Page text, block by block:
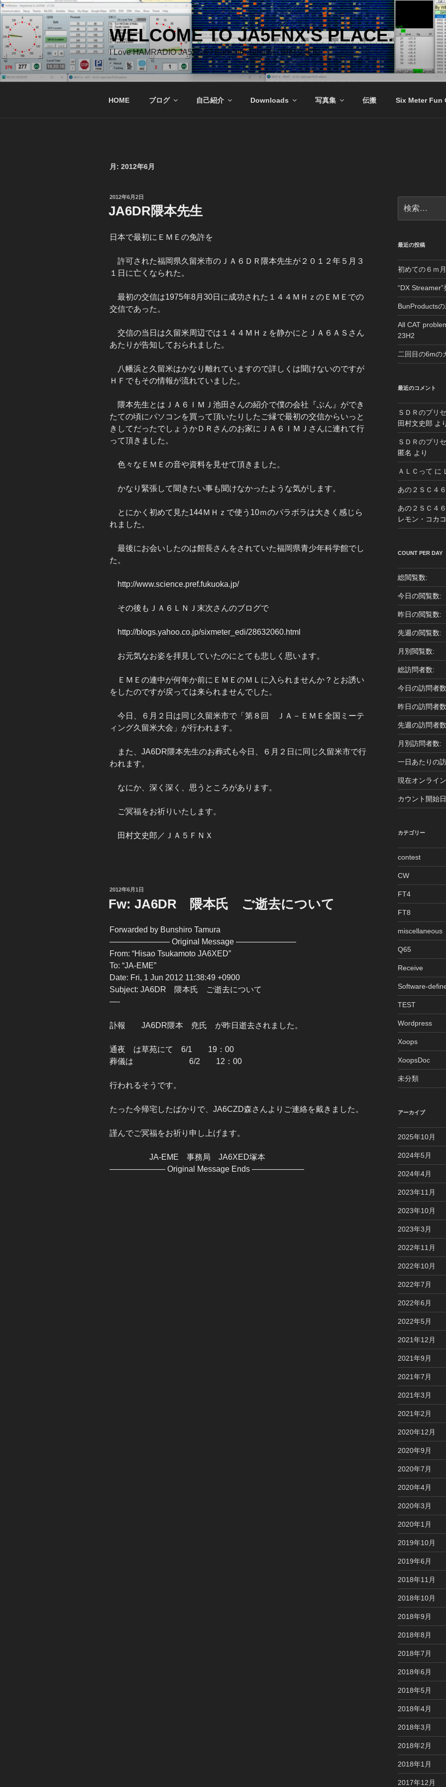
コ
ン
テ
ツ
へ
ス
WELCOME TO JA5FNX'S PLACE.
I Love HAMRADIO JA5FNX / Bunshiro Tamura / 田村文史郎
HOME ブログ 自己紹介 Downloads 写真集 伝搬 Six Meter Fun
月: 2012年6月
投
日:
2012年6月2日
JA6DR隈本先生
日本で最初にＥＭＥの免許を
許可された福岡県久留米市のＪＡ６ＤＲ隈本先生が２０１２年５月３
１日に亡くなられた。
最初の交信は1975年8月30日に成功された１４４ＭＨｚのＥＭＥでの
交信であった。
交信の当日は久留米周辺では１４４ＭＨｚを静かにとＪＡ６ＡＳさん
あたりが告知しておられました。
八幡浜と久留米はかなり離れていますので詳しくは聞けないのですが
ＨＦでもその情報が流れていました。
隈本先生とはＪＡ６ＩＭＪ池田さんの紹介で僕の会社『ぶん』ができ
たての頃にパソコンを買って頂いたりしたご縁で最初の交信からいっと
きしてだったでしょうかＤＲさんのお家にＪＡ６ＩＭＪさんに連れて行
って頂きました。
色々なＥＭＥの音や資料を見せて頂きました。
かなり緊張して聞きたい事も聞けなかったような気がします。
とにかく初めて見た144ＭＨｚで使う10ｍのパラボラは大きく感じら
れました。
最後にお会いしたのは館長さんをされていた福岡県青少年科学館でし
た。
http://www.science.pref.fukuoka.jp/
その後もＪＡ６ＬＮＪ末次さんのブログで
http://blogs.yahoo.co.jp/sixmeter_edi/28632060.html
お元気なお姿を拝見していたのにとても悲しく思います。
ＥＭＥの連中が何年か前にＥＭＥのＭＬに入られませんか？とお誘い
をしたのですが戻っては来られませんでした。
今日、６月２日は同じ久留米市で「第８回 ＪＡ－ＥＭＥ全国ミーテ
ィング久留米大会」が行われます。
また、JA6DR隈本先生のお葬式も今日、６月２日に同じ久留米市で行
われます。
なにか、深く深く、思うところがあります。
ご冥福をお祈りいたします。
田村文史郎／ＪＡ５ＦＮＸ
投
日:
2012年6月1日
Fw: JA6DR 隈本氏 ご逝去について
Forwarded by Bunshiro Tamura
———————– Original Message ———————–
From: “Hisao Tsukamoto JA6XED”
To: “JA-EME”
Date: Fri, 1 Jun 2012 11:38:49 +0900
Subject: JA6DR 隈本氏 ご逝去について
—-
訃報 JA6DR隈本 尭氏 が昨日逝去されました。
通夜 は草苑にて 6/1 19：00
葬儀は 6/2 12：00
行われるそうです。
たった今帰宅したばかりで、JA6CZD森さんよりご連絡を戴きました。
謹んでご冥福をお祈り申し上げます。
JA-EME 事務局 JA6XED塚本
——————— Original Message Ends ——————–
索:
最近の投稿
初めての６ｍ
“DX Streamer”
BunProducts
All CAT
23H2
二回目の6mの
最近のコメント
ＳＤＲのプリ
田村文史郎 よ
ＳＤＲのプリ
匿名 より
ＡＬＣって に
あの２ＳＣ４
あの２ＳＣ４
レモン・コカ
COUNT PER DAY
総閲覧数:
今日の閲覧数:
昨日の閲覧数:
先週の閲覧数:
月別閲覧数:
総訪問者数:
今日の訪問者
昨日の訪問者
先週の訪問者
月別訪問者数:
一日あたりの
現在オンライ
カウント開始
カテゴリー
contest
CW
FT4
FT8
miscellaneous
Q65
Receive
Software-
TEST
Wordpress
Xoops
XoopsDoc
未分類
アーカイブ
2025年10月
2024年5月
2024年4月
2023年11月
2023年10月
2023年3月
2022年11月
2022年10月
2022年7月
2022年6月
2022年5月
2021年12月
2021年9月
2021年7月
2021年3月
2021年2月
2020年12月
2020年9月
2020年7月
2020年4月
2020年3月
2020年1月
2019年10月
2019年6月
2018年11月
2018年10月
2018年9月
2018年8月
2018年7月
2018年6月
2018年5月
2018年4月
2018年3月
2018年2月
2018年1月
2017年12月